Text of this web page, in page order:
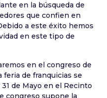
en la búsqueda de
que confien en
a este éxito hemos
en este tipo de
en el congreso de
feria de franquicias se
de Mayo en el Recinto
congreso supone la